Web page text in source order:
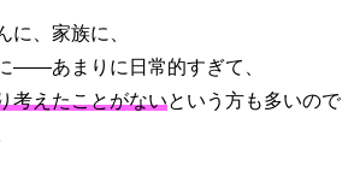
に、家族に、
——あまりに日常的すぎて、
考えたことがないという方も多いので